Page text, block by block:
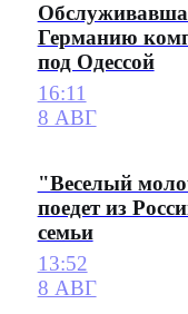
Германию
под Одессой
16:11
8 АВГ
"Веселый
поедет из
семьи
13:52
8 АВГ